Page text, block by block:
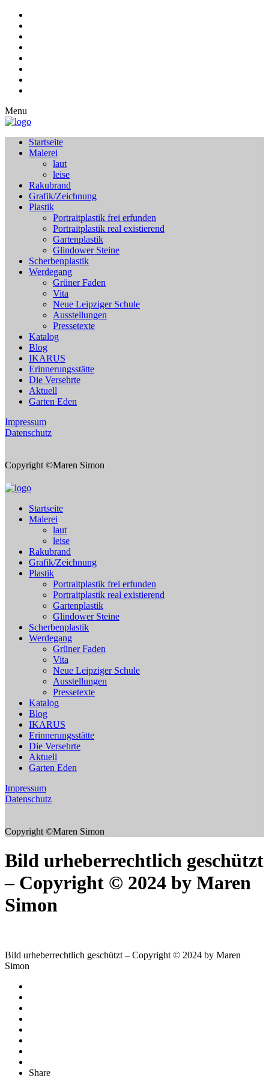
Menu
Startseite
Malerei
laut
leise
Rakubrand
Grafik/Zeichnung
Plastik
Portraitplastik frei erfunden
Portraitplastik real existierend
Gartenplastik
Glindower Steine
Scherbenplastik
Werdegang
Grüner Faden
Vita
Neue Leipziger Schule
Ausstellungen
Pressetexte
Katalog
Blog
IKARUS
Erinnerungsstätte
Die Versehrte
Aktuell
Garten Eden
Impressum
Datenschutz
Copyright ©Maren Simon
Startseite
Malerei
laut
leise
Rakubrand
Grafik/Zeichnung
Plastik
Portraitplastik frei erfunden
Portraitplastik real existierend
Gartenplastik
Glindower Steine
Scherbenplastik
Werdegang
Grüner Faden
Vita
Neue Leipziger Schule
Ausstellungen
Pressetexte
Katalog
Blog
IKARUS
Erinnerungsstätte
Die Versehrte
Aktuell
Garten Eden
Impressum
Datenschutz
Copyright ©Maren Simon
Bild urheberrechtlich geschützt
– Copyright © 2024 by Maren
Simon
Bild urheberrechtlich geschützt – Copyright © 2024 by Maren
Simon
Share